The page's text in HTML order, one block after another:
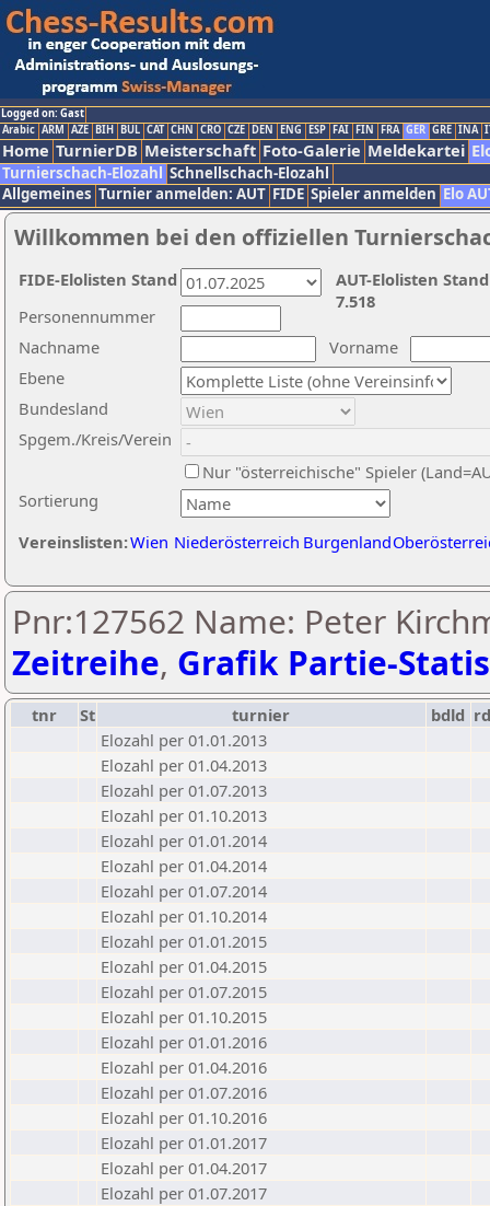
Logged on: Gast
Arabic ARM AZE BIH BUL CAT CHN CRO CZE DEN ENG ESP FAI FIN FRA GER GRE INA
Home TurnierDB Meisterschaft Foto-Galerie Meldekartei
Turnierschach-Elozahl Schnellschach-Elozahl
Allgemeines Turnier anmelden: AUT FIDE Spieler anmelden Elo
Willkommen bei den offiziellen
Nachname
Vorname
Ebene
Sortierung
Personennummer
Bundesland
Spgem./Kreis/Verein
Nur "österreichische" Spieler
Vereinslisten:Wien Niederösterreich Burgenland
AUT-Elolisten
7.518
FIDE-Elolisten Stand
Pnr:127562 Name: Peter
Zeitreihe, Grafik Partie-
tnr St turnier bdld
Elozahl per 01.01.2013
Elozahl per 01.04.2013
Elozahl per 01.07.2013
Elozahl per 01.10.2013
Elozahl per 01.01.2014
Elozahl per 01.04.2014
Elozahl per 01.07.2014
Elozahl per 01.10.2014
Elozahl per 01.01.2015
Elozahl per 01.04.2015
Elozahl per 01.07.2015
Elozahl per 01.10.2015
Elozahl per 01.01.2016
Elozahl per 01.04.2016
Elozahl per 01.07.2016
Elozahl per 01.10.2016
Elozahl per 01.01.2017
Elozahl per 01.04.2017
Elozahl per 01.07.2017